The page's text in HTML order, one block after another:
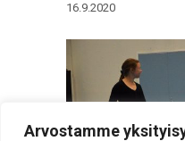
Arvostamme
16.9.2020